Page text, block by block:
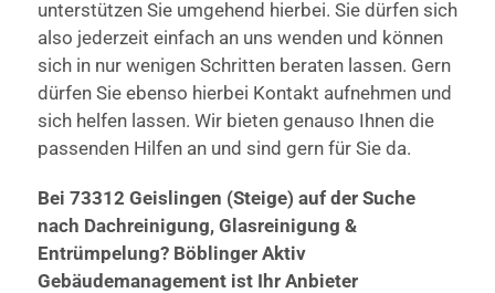
unterstützen Sie umgehend hierbei. Sie dürfen sich
also jederzeit einfach an uns wenden und können
sich in nur wenigen Schritten beraten lassen. Gern
dürfen Sie ebenso hierbei Kontakt aufnehmen und
sich helfen lassen. Wir bieten genauso Ihnen die
passenden Hilfen an und sind gern für Sie da.
Bei 73312 Geislingen (Steige) auf der Suche
nach Dachreinigung, Glasreinigung &
Entrümpelung? Böblinger Aktiv
Gebäudemanagement ist Ihr Anbieter